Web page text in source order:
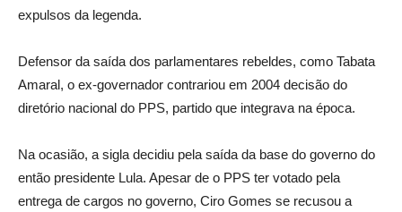
expulsos da legenda.
Defensor da saída dos parlamentares rebeldes, como Tabata
Amaral, o ex-governador contrariou em 2004 decisão do
diretório nacional do PPS, partido que integrava na época.
Na ocasião, a sigla decidiu pela saída da base do governo do
então presidente Lula. Apesar de o PPS ter votado pela
entrega de cargos no governo, Ciro Gomes se recusou a